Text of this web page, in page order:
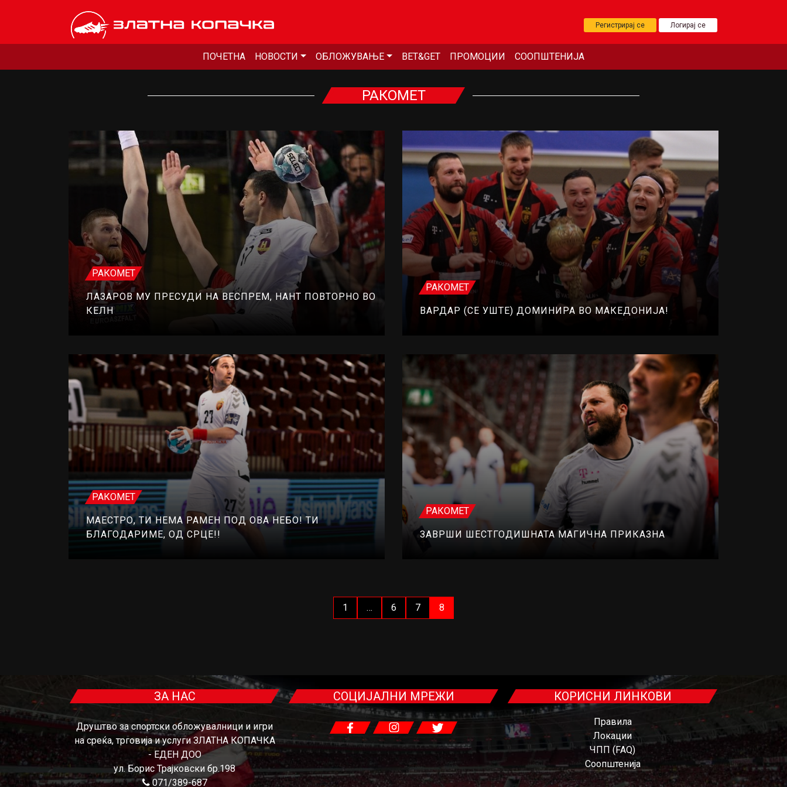
Регистрирај се Логирај се
ПОЧЕТНА НОВОСТИ ОБЛОЖУВАЊЕ BET&GET ПРОМОЦИИ СООПШТЕНИЈА
РАКОМЕТ
РАКОМЕТ
ЛАЗАРОВ МУ ПРЕСУДИ НА ВЕСПРЕМ, НАНТ ПОВТОРНО ВО
КЕЛН
РАКОМЕТ
ВАРДАР (СЕ УШТЕ) ДОМИНИРА ВО МАКЕДОНИЈА!
РАКОМЕТ
МАЕСТРО, ТИ НЕМА РАМЕН ПОД ОВА НЕБО! ТИ
БЛАГОДАРИМЕ, ОД СРЦЕ!!
РАКОМЕТ
ЗАВРШИ ШЕСТГОДИШНАТА МАГИЧНА ПРИКАЗНА
1 … 6 7 8
ЗА НАС
Друштво за спортски обложувалници и игри
на среќа, трговија и услуги ЗЛАТНА КОПАЧКА
- ЕДЕН ДОО
ул. Борис Трајковски бр.198
071/389-687
СОЦИЈАЛНИ МРЕЖИ КОРИСНИ ЛИНКОВИ
Правила
Локации
ЧПП (FAQ)
Соопштенија